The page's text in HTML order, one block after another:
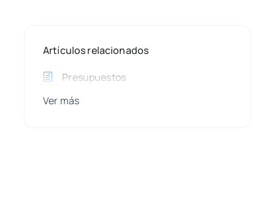
Artículos relacionados
Presupuestos
Ver más